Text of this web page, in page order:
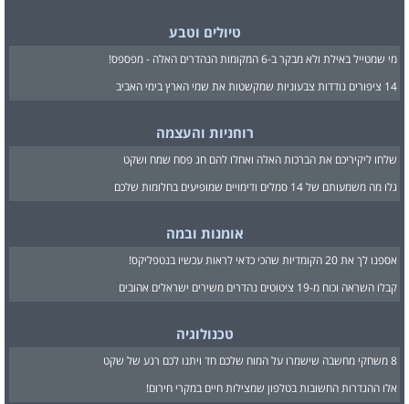
טיולים וטבע
מי שמטייל באילת ולא מבקר ב-6 המקומות הנהדרים האלה - מפספס!
14 ציפורים נודדות צבעוניות שמקשטות את שמי הארץ בימי האביב
רוחניות והעצמה
שלחו ליקיריכם את הברכות האלה ואחלו להם חג פסח שמח ושקט
גלו מה משמעותם של 14 סמלים ודימויים שמופיעים בחלומות שלכם
אומנות ובמה
אספנו לך את 20 הקומדיות שהכי כדאי לראות עכשיו בנטפליקס!
קבלו השראה וכוח מ-19 ציטוטים נהדרים משירים ישראלים אהובים
טכנולוגיה
8 משחקי מחשבה שישמרו על המוח שלכם חד ויתנו לכם רגע של שקט
אלו ההגדרות החשובות בטלפון שמצילות חיים במקרי חירום!